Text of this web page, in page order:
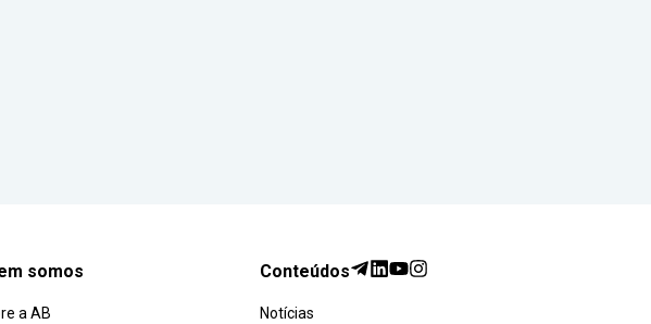
somos
a AB
Conteúdos
Notícias